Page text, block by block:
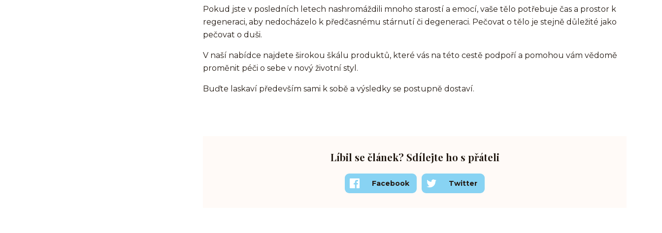
Pokud jste v posledních letech nashromáždili mnoho starostí a emocí, vaše tělo potřebuje čas a prostor k
regeneraci, aby nedocházelo k předčasnému stárnutí či degeneraci. Pečovat o tělo je stejně důležité jako
pečovat o duši.
V naší nabídce najdete širokou škálu produktů, které vás na této cestě podpoří a pomohou vám vědomě
proměnit péči o sebe v nový životní styl.
Buďte laskaví především sami k sobě a výsledky se postupně dostaví.
Líbil se článek? Sdílejte ho s přáteli
Facebook Twitter